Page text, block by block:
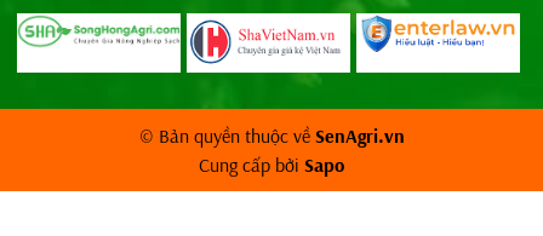
© Bản quyền thuộc về SenAgri.vn
Cung cấp bởi Sapo